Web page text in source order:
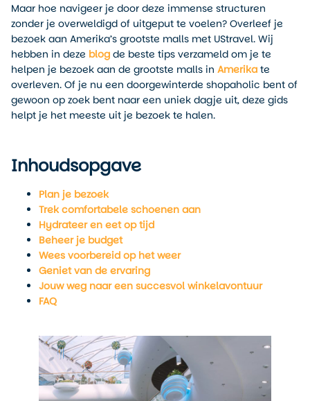
Maar hoe navigeer je door deze immense structuren
zonder je overweldigd of uitgeput te voelen? Overleef je
bezoek aan Amerika’s grootste malls met UStravel. Wij
hebben in deze blog de beste tips verzameld om je te
helpen je bezoek aan de grootste malls in Amerika te
overleven. Of je nu een doorgewinterde shopaholic bent of
gewoon op zoek bent naar een uniek dagje uit, deze gids
helpt je het meeste uit je bezoek te halen.
Inhoudsopgave
Plan je bezoek
Trek comfortabele schoenen aan
Hydrateer en eet op tijd
Beheer je budget
Wees voorbereid op het weer
Geniet van de ervaring
Jouw weg naar een succesvol winkelavontuur
FAQ